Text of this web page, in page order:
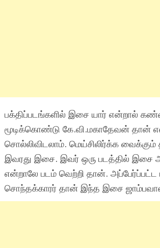
பக்திப்படங்களில் இசை யார் என்றால்
மூடிக்கொண்டு கே.வி.மகாதேவன் தான்
சொல்லிவிடலாம். மெய்சிலிர்க்க வைக்கும்
இவரது இசை. இவர் ஒரு படத்தில் இசை
என்றாலே படம் வெற்றி தான். அப்பேர்ப்பட்ட
சொந்தக்காரர் தான் இந்த இசை